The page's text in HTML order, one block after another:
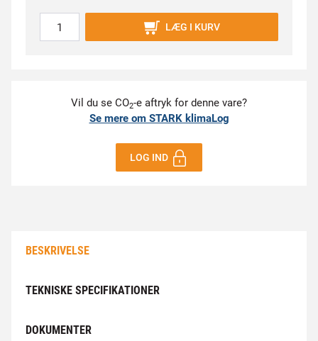
LÆG I KURV
Vil du se CO2-e aftryk for denne vare?
Se mere om STARK klimaLog
LOG IND
BESKRIVELSE
TEKNISKE SPECIFIKATIONER
DOKUMENTER